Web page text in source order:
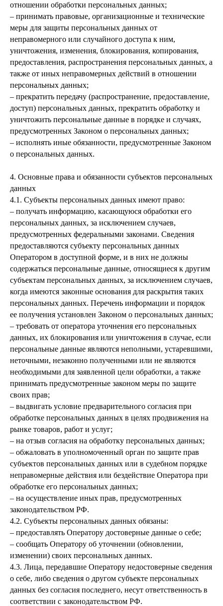
отношении обработки персональных данных;
– принимать правовые, организационные и технические
меры для защиты персональных данных от
неправомерного или случайного доступа к ним,
уничтожения, изменения, блокирования, копирования,
предоставления, распространения персональных данных, а
также от иных неправомерных действий в отношении
персональных данных;
– прекратить передачу (распространение, предоставление,
доступ) персональных данных, прекратить обработку и
уничтожить персональные данные в порядке и случаях,
предусмотренных Законом о персональных данных;
– исполнять иные обязанности, предусмотренные Законом
о персональных данных.
4. Основные права и обязанности субъектов персональных
данных
4.1. Субъекты персональных данных имеют право:
– получать информацию, касающуюся обработки его
персональных данных, за исключением случаев,
предусмотренных федеральными законами. Сведения
предоставляются субъекту персональных данных
Оператором в доступной форме, и в них не должны
содержаться персональные данные, относящиеся к другим
субъектам персональных данных, за исключением случаев,
когда имеются законные основания для раскрытия таких
персональных данных. Перечень информации и порядок
ее получения установлен Законом о персональных данных;
– требовать от оператора уточнения его персональных
данных, их блокирования или уничтожения в случае, если
персональные данные являются неполными, устаревшими,
неточными, незаконно полученными или не являются
необходимыми для заявленной цели обработки, а также
принимать предусмотренные законом меры по защите
своих прав;
– выдвигать условие предварительного согласия при
обработке персональных данных в целях продвижения на
рынке товаров, работ и услуг;
– на отзыв согласия на обработку персональных данных;
– обжаловать в уполномоченный орган по защите прав
субъектов персональных данных или в судебном порядке
неправомерные действия или бездействие Оператора при
обработке его персональных данных;
– на осуществление иных прав, предусмотренных
законодательством РФ.
4.2. Субъекты персональных данных обязаны:
– предоставлять Оператору достоверные данные о себе;
– сообщать Оператору об уточнении (обновлении,
изменении) своих персональных данных.
4.3. Лица, передавшие Оператору недостоверные сведения
о себе, либо сведения о другом субъекте персональных
данных без согласия последнего, несут ответственность в
соответствии с законодательством РФ.